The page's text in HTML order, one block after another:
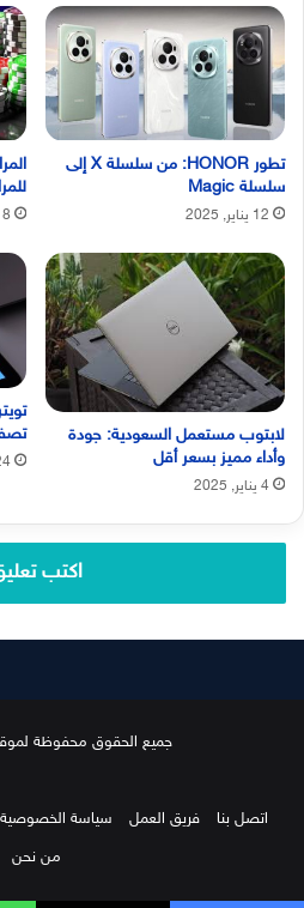
تطور HONOR: من سلسلة X إلى
سلسلة Magic
12 يناير, 2025 8 يناير, 2025
لابتوب مستعمل السعودية: جودة
وأداء مميز بسعر أقل
4 يناير, 2025
24
اكتب
جميع الحقوق محفوظة لموقع
اتصل بنا فريق العمل سياسة الخصوصية
من نحن